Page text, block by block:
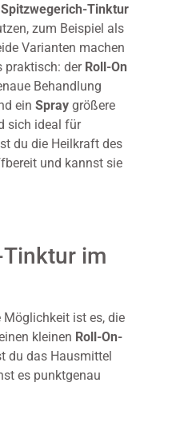
Spitzwegerich-Tinktur
zum Beispiel als
Varianten machen
praktisch: der Roll-On
Behandlung
ein Spray größere
sich ideal für
du die Heilkraft des
und kannst sie
im
Möglichkeit ist es, die
kleinen Roll-On-
du das Hausmittel
es punktgenau